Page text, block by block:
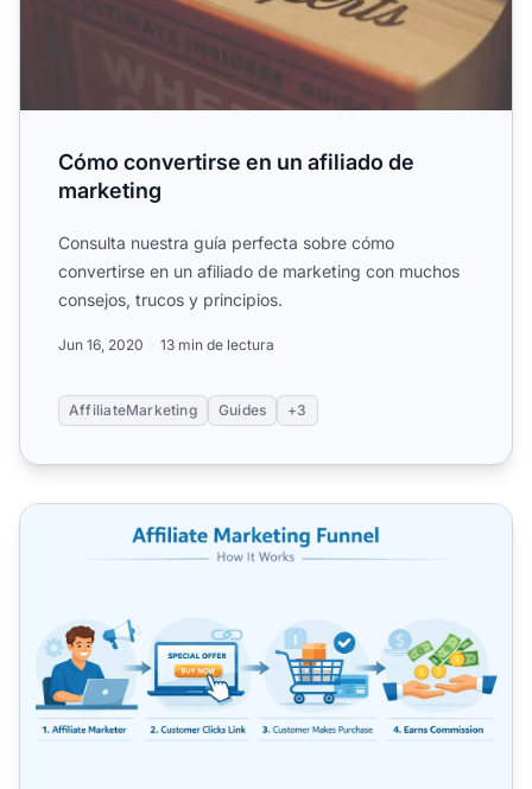
Cómo convertirse en un afiliado de
marketing
Consulta nuestra guía perfecta sobre cómo
convertirse en un afiliado de marketing con muchos
consejos, trucos y principios.
Jun 16, 2020 13 min de lectura
AffiliateMarketing Guides +3
Marketing de Afiliados para Principiantes: Tu Guía